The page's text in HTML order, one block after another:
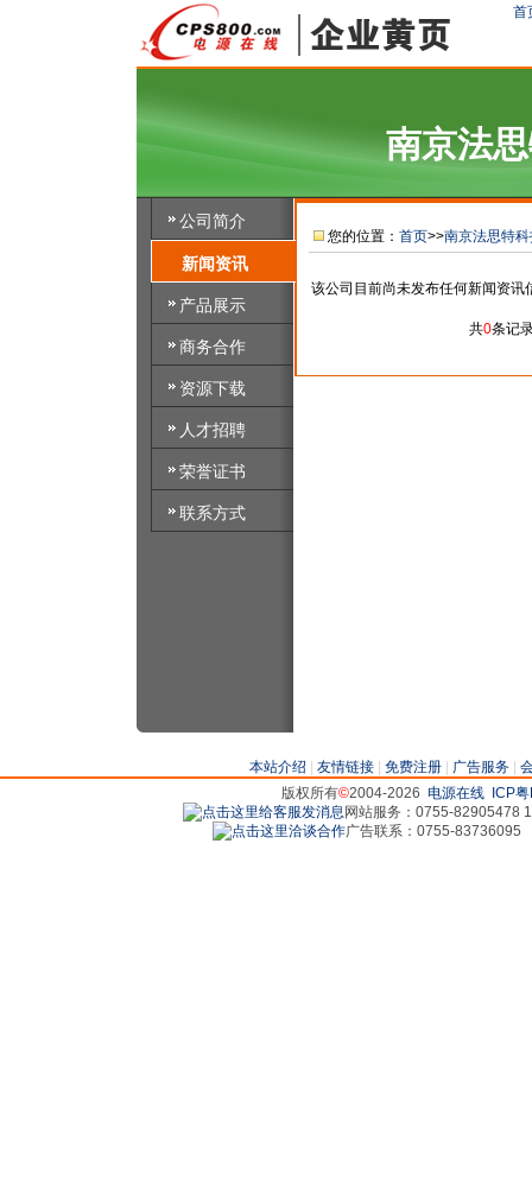
首
南京法
公司简介
新闻资讯
产品展示
商务合作
资源下载
人才招聘
荣誉证书
联系方式
您的位置： 首页>>南京法思特
该公司目前尚未发布任何新闻资讯
共0条记
本站介绍 友情链接| 免费注册| 广告服务|
版权所有©2004-2026 电源在线
ICP
网站服务：0755-82905478
广告联系：0755-83736095